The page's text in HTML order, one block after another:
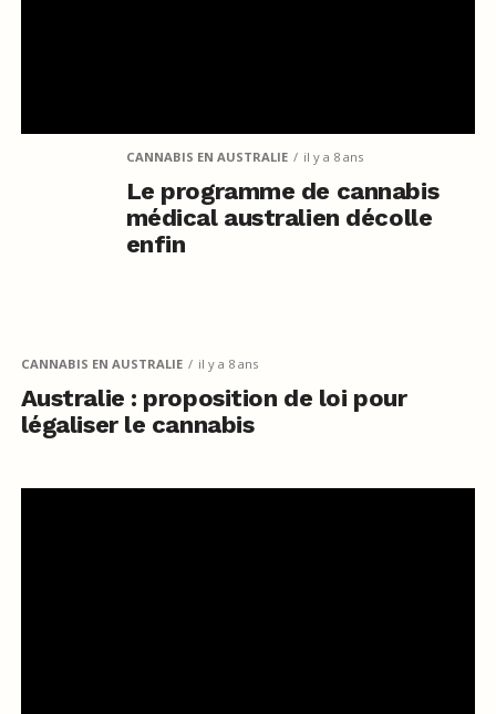
CANNABIS EN AUSTRALIE il y a 8 ans
Le programme de cannabis
médical australien décolle
enfin
CANNABIS EN AUSTRALIE il y a 8 ans
Australie : proposition de loi pour
légaliser le cannabis